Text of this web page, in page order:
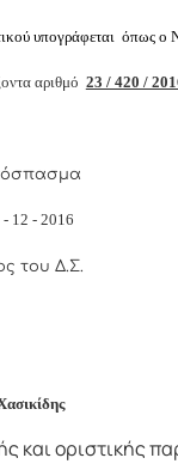
υπογράφεται όπως ο
αριθμό 23 / 420 /
- 12 - 2016
του Δ.Σ.
και οριστικής